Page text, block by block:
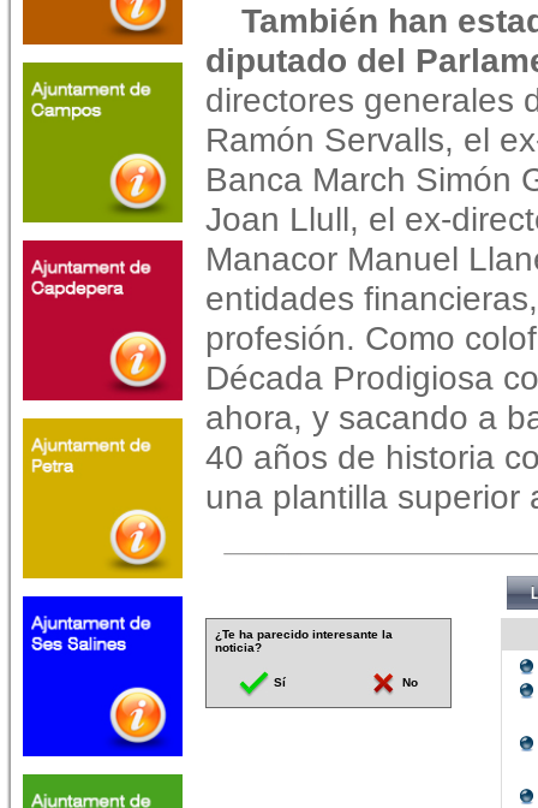
También han
diputado del
directores generales
Ramón Servalls, el
Banca March Simón
Joan Llull, el ex-
Manacor Manuel
entidades
profesión. Como
Década Prodigiosa
ahora, y sacando a
40 años de historia
una plantilla superior
¿Te ha parecido interesante la
noticia?
Sí No